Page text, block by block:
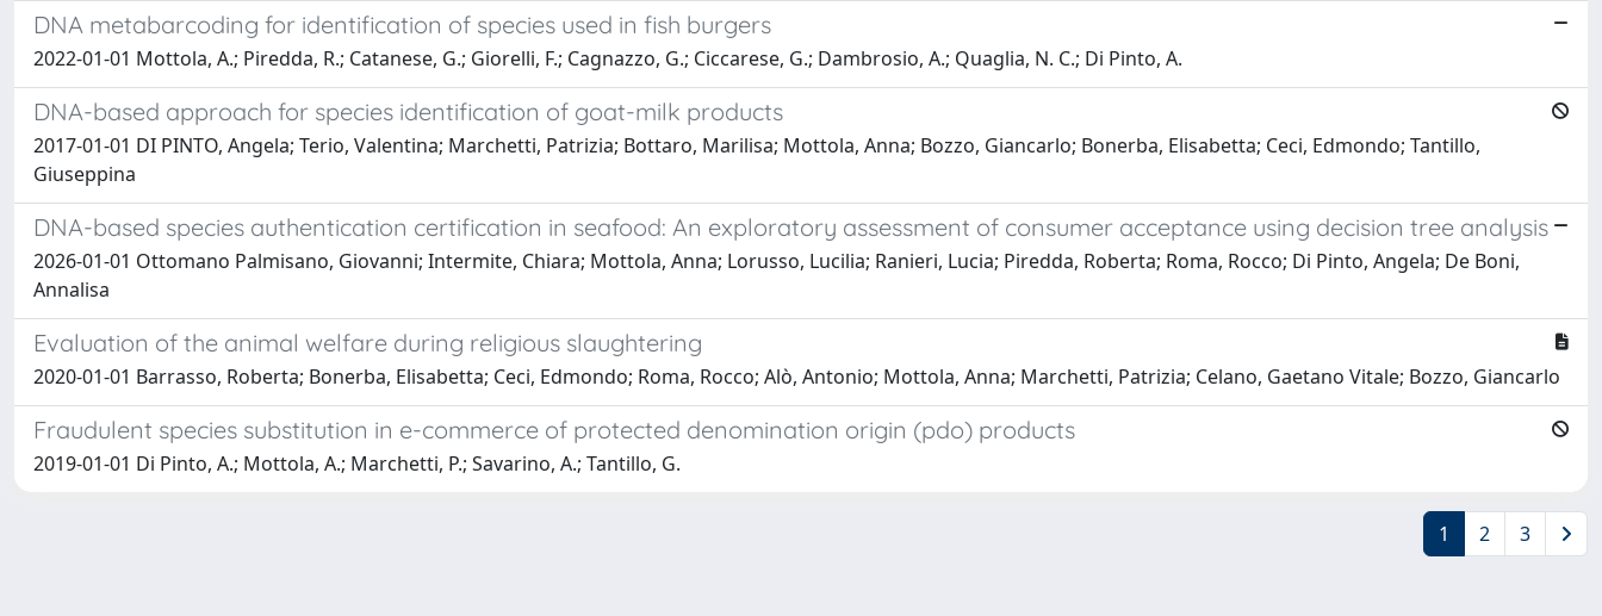
DNA metabarcoding for identification of species used in fish burgers
2022-01-01 Mottola, A.; Piredda, R.; Catanese, G.; Giorelli, F.; Cagnazzo, G.; Ciccarese, G.; Dambrosio, A.; Quaglia, N. C.; Di Pinto, A.
DNA-based approach for species identification of goat-milk products
2017-01-01 DI PINTO, Angela; Terio, Valentina; Marchetti, Patrizia; Bottaro, Marilisa; Mottola, Anna; Bozzo, Giancarlo; Bonerba, Elisabetta; Ceci, Edmondo; Tantillo,
Giuseppina
DNA-based species authentication certification in seafood: An exploratory assessment of consumer acceptance using decision tree analysis
2026-01-01 Ottomano Palmisano, Giovanni; Intermite, Chiara; Mottola, Anna; Lorusso, Lucilia; Ranieri, Lucia; Piredda, Roberta; Roma, Rocco; Di Pinto, Angela; De Boni,
Annalisa
Evaluation of the animal welfare during religious slaughtering
2020-01-01 Barrasso, Roberta; Bonerba, Elisabetta; Ceci, Edmondo; Roma, Rocco; Alò, Antonio; Mottola, Anna; Marchetti, Patrizia; Celano, Gaetano Vitale; Bozzo, Giancarlo
Fraudulent species substitution in e-commerce of protected denomination origin (pdo) products
2019-01-01 Di Pinto, A.; Mottola, A.; Marchetti, P.; Savarino, A.; Tantillo, G.
1 2 3